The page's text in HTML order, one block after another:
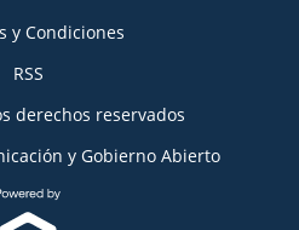
y Condiciones
RSS
derechos reservados
y Gobierno Abierto